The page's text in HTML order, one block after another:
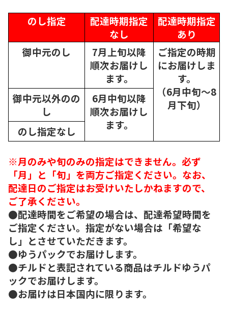
のし指定
配達時期指定
なし
配達時期指定
あり
御中元のし
7月上旬以降
順次お届けし
ます。
ご指定の時期
にお届けしま
す。
（6月中旬～8
月下旬）
御中元以外のの
し
6月中旬以降
順次お届けし
ます。
のし指定なし
※月のみや旬のみの指定はできません。必ず
「月」と「旬」を両方ご指定ください。なお、
配達日のご指定はお受けいたしかねますので、
ご了承ください。
●配達時間をご希望の場合は、配達希望時間を
ご指定ください。指定がない場合は「希望な
し」とさせていただきます。
●ゆうパックでお届けします。
●チルドと表記されている商品はチルドゆうパ
ックでお届けします。
●お届けは日本国内に限ります。